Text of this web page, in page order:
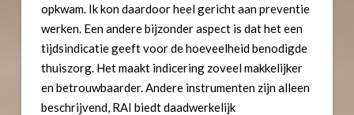
opkwam. Ik kon daardoor heel gericht aan preventie
werken. Een andere bijzonder aspect is dat het een
tijdsindicatie geeft voor de hoeveelheid benodigde
thuiszorg. Het maakt indicering zoveel makkelijker
en betrouwbaarder. Andere instrumenten zijn alleen
beschrijvend, RAI biedt daadwerkelijk